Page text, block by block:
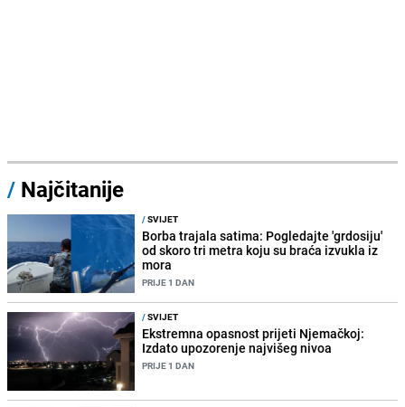
/ Najčitanije
/SVIJET
Borba trajala satima: Pogledajte 'grdosiju'
od skoro tri metra koju su braća izvukla iz
mora
PRIJE 1 DAN
/SVIJET
Ekstremna opasnost prijeti Njemačkoj:
Izdato upozorenje najvišeg nivoa
PRIJE 1 DAN